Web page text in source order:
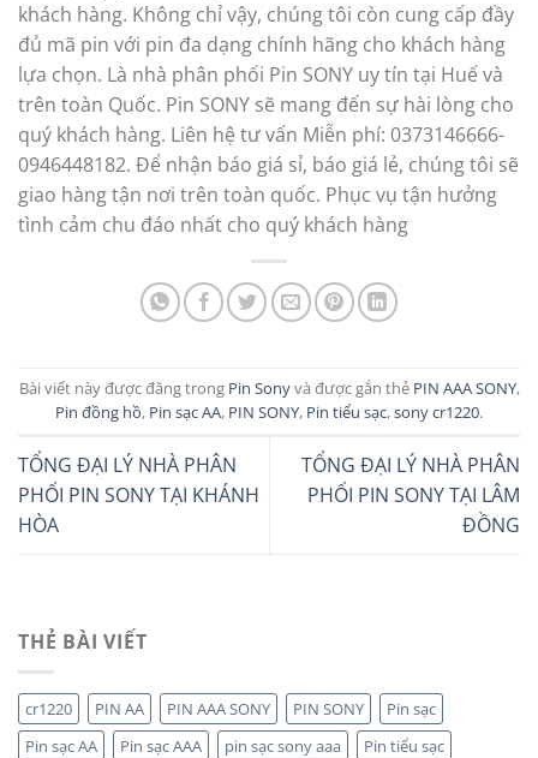
khách hàng. Không chỉ vậy, chúng tôi còn cung cấp đầy
đủ mã pin với pin đa dạng chính hãng cho khách hàng
lựa chọn. Là nhà phân phối Pin SONY uy tín tại Huế và
trên toàn Quốc. Pin SONY sẽ mang đến sự hài lòng cho
quý khách hàng. Liên hệ tư vấn Miễn phí: 0373146666-
0946448182. Để nhận báo giá sỉ, báo giá lẻ, chúng tôi sẽ
giao hàng tận nơi trên toàn quốc. Phục vụ tận hưởng
tình cảm chu đáo nhất cho quý khách hàng
Bài viết này được đăng trong Pin Sonyvà được gắn thẻ PIN AAA SONY,
Pin đồng hồ, Pin sạc AA, PIN SONY, Pin tiểu sạc,sony cr1220.
TỔNG ĐẠI LÝ NHÀ PHÂN
PHỐI PIN SONY TẠI KHÁNH
HÒA
TỔNG ĐẠI LÝ NHÀ PHÂN
PHỐI PIN SONY TẠI LÂM
ĐỒNG
THẺ BÀI VIẾT
cr1220 PIN AA PIN AAA SONY PIN SONY
Pin sạc
Pin sạc AA
Pin sạc AAA pin sạc sony aaa
Pin tiểu sạc